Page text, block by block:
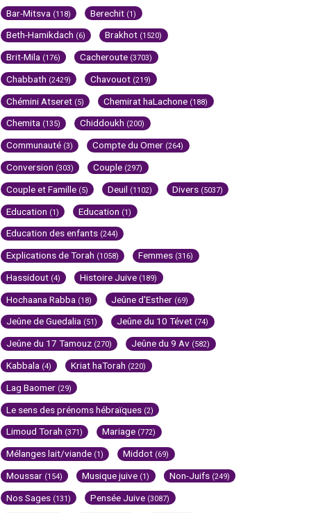
Bar-Mitsva (118) Berechit (1)
Beth-Hamikdach (6) Brakhot (1520)
Brit-Mila (176) Cacheroute (3703)
Chabbath (2429) Chavouot (219)
Chémini Atseret (5) Chemirat haLachone (188)
Chemita (135) Chiddoukh (200)
Communauté (3) Compte du Omer (264)
Conversion (303) Couple (297)
Couple et Famille (5) Deuil (1102) Divers (5037)
Education (1) Education (1)
Education des enfants (244)
Explications de Torah (1058) Femmes (316)
Hassidout (4) Histoire Juive (189)
Hochaana Rabba (18) Jeûne d'Esther (69)
Jeûne de Guedalia (51) Jeûne du 10 Tévet (74)
Jeûne du 17 Tamouz (270) Jeûne du 9 Av (582)
Kabbala (4) Kriat haTorah (220)
Lag Baomer (29)
Le sens des prénoms hébraïques (2)
Limoud Torah (371) Mariage (772)
Mélanges lait/viande (1) Middot (69)
Moussar (154) Musique juive (1) Non-Juifs (249)
Nos Sages (131) Pensée Juive (3087)